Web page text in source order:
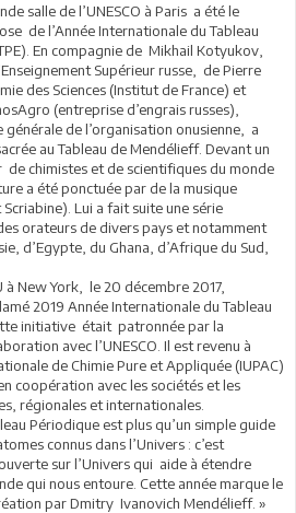
salle de l’UNESCO à Paris a été le
de l’Année Internationale du Tableau
En compagnie de Mikhail Kotyukov,
Supérieur russe, de Pierre
des Sciences (Institut de France) et
(entreprise d’engrais russes),
de l’organisation onusienne, a
au Tableau de Mendélieff. Devant un
chimistes et de scientifiques du monde
a été ponctuée par de la musique
Lui a fait suite une série
orateurs de divers pays et notamment
d’Egypte, du Ghana, d’Afrique du Sud,
à New York, le 20 décembre 2017,
2019 Année Internationale du Tableau
initiative était patronnée par la
avec l’UNESCO. Il est revenu à
de Chimie Pure et Appliquée (IUPAC)
coopération avec les sociétés et les
régionales et internationales.
Périodique est plus qu’un simple guide
connus dans l’Univers : c’est
sur l’Univers qui aide à étendre
qui nous entoure. Cette année marque le
par Dmitry Ivanovich Mendélieff. »